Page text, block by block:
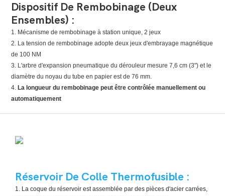
Dispositif De Rembobinage (deux
Ensembles) :
1. Mécanisme de rembobinage à station unique, 2 jeux
2. La tension de rembobinage adopte deux jeux d'embrayage magnétique
de 100 NM
3. L'arbre d'expansion pneumatique du dérouleur mesure 7,6 cm (3") et le
diamètre du noyau du tube en papier est de 76 mm.
4. La longueur du rembobinage peut être contrôlée manuellement ou
automatiquement
Réservoir De Colle Thermofusible :
1. La coque du réservoir est assemblée par des pièces d'acier carrées,